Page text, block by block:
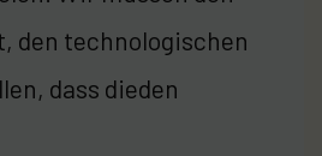
den technologischen
dass dieden